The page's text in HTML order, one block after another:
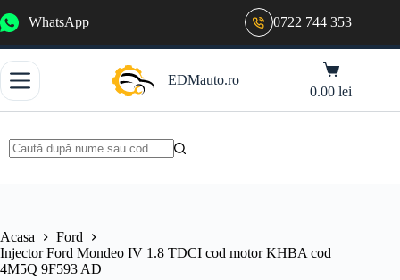
la
WhatsApp 0722 744 353
EDMauto.ro
Coș
de
cumpărături
0.00lei
Acasa
Ford
Injector Ford Mondeo IV 1.8 TDCI cod motor KHBA cod
4M5Q 9F593 AD